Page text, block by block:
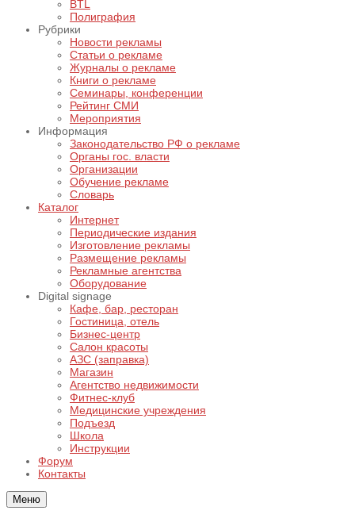
BTL
Полиграфия
Рубрики
Новости рекламы
Статьи о рекламе
Журналы о рекламе
Книги о рекламе
Семинары, конференции
Рейтинг СМИ
Мероприятия
Информация
Законодательство РФ о рекламе
Органы гос. власти
Организации
Обучение рекламе
Словарь
Каталог
Интернет
Периодические издания
Изготовление рекламы
Размещение рекламы
Рекламные агентства
Оборудование
Digital signage
Кафе, бар, ресторан
Гостиница, отель
Бизнес-центр
Салон красоты
АЗС (заправка)
Магазин
Агентство недвижимости
Фитнес-клуб
Медицинские учреждения
Подъезд
Школа
Инструкции
Форум
Контакты
Меню